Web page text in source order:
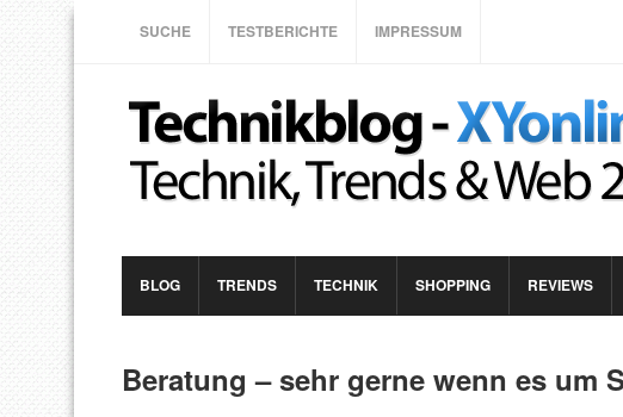
SUCHE TESTBERICHTE IMPRESSUM
BLOG TRENDS TECHNIK SHOPPING REVIEWS
Beratung – sehr gerne wenn es um